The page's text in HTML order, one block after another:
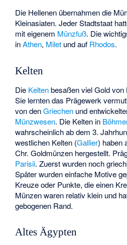
Die Hellenen übernahmen die
Kleinasiaten. Jeder Stadtstaat
mit eigenem Münzfuß. Die
inAthen, Milet und auf Rhodos.
Kelten
Die Keltenbesaßen viel Gold von
Sie lernten das Prägewerk
von denGriechen und
Münzwesen. Die Kelten in
wahrscheinlich ab dem 3.
westlichen Kelten (Gallier) haben
Chr. Goldmünzen hergestellt.
Parisii. Zuerst wurden noch
Später wurden einfache Motive
Kreuze oder Punkte, die einen
Münzen waren relativ klein und
gebogenen Rand.
Altes Ägypten